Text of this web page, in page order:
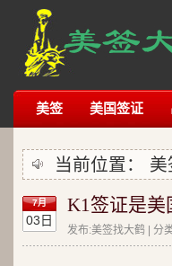
美签 美国签证
当前位置： 美
7月
03日
K1签证是美
发布:美签找大鹤 | 分